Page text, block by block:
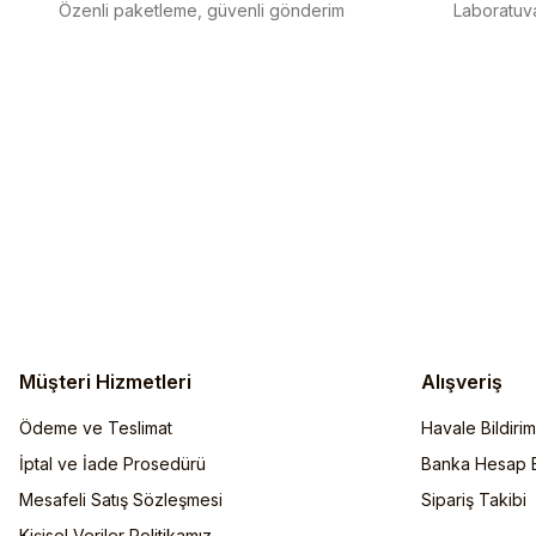
Özenli paketleme, güvenli gönderim
Müşteri Hizmetleri
Ödeme ve Teslimat
İptal ve İade Prosedürü
Mesafeli Satış Sözleşmesi
Alışveriş
Havale
Banka Hesap
Sipariş Takibi